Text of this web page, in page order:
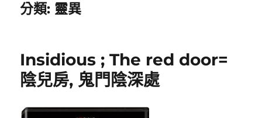
分類: 靈異
Insidious ; The red door=
陰兒房, 鬼門陰深處